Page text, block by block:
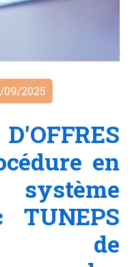
2025
en
TUNEPS
de